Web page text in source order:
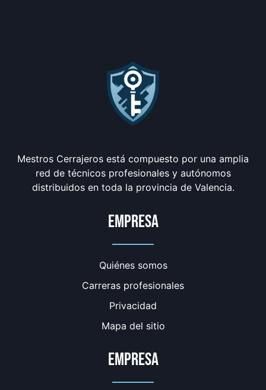
Mestros Cerrajeros está compuesto por una amplia
red de técnicos profesionales y autónomos
distribuidos en toda la provincia de Valencia.
Empresa
Quiénes somos
Carreras profesionales
Privacidad
Mapa del sitio
Empresa